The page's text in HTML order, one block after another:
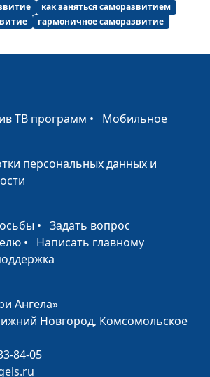
Юлия Синицына,
Александр Сахаров,
#217
Александр Сахаров,
консультант по
Александр Сахаров,
священнослужитель,
консультант по
Юлия Синицына,
Александр Сахаров,
как заняться саморазвитием
гармоничное саморазвитие
ТВ программ • Мобильное
персональных данных и
• Задать вопрос
• Написать главному
Ангела»
Новгород, Комсомольское
84-05